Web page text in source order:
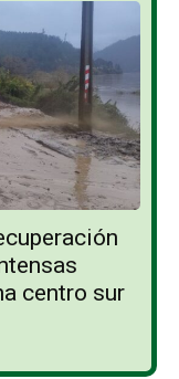
centro sur